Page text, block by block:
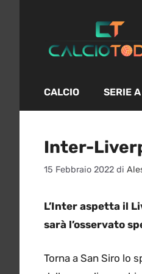
contenuto
CALCIO SERIE A
Inter-
15 Febbraio 2022 di
L’Inter aspetta il
sarà l’osservato
Torna a San Siro lo